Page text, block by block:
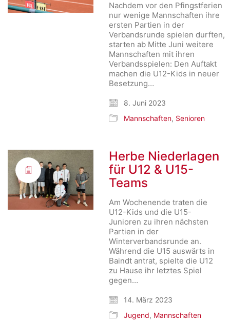
Nachdem vor den Pfingstferien
nur wenige Mannschaften ihre
ersten Partien in der
Verbandsrunde spielen durften,
starten ab Mitte Juni weitere
Mannschaften mit ihren
Verbandsspielen: Den Auftakt
machen die U12-Kids in neuer
Besetzung…
8. Juni 2023
Mannschaften, Senioren
Herbe Niederlagen
für U12 & U15-
Teams
Am Wochenende traten die
U12-Kids und die U15-
Junioren zu ihren nächsten
Partien in der
Winterverbandsrunde an.
Während die U15 auswärts in
Baindt antrat, spielte die U12
zu Hause ihr letztes Spiel
gegen…
14. März 2023
Jugend, Mannschaften